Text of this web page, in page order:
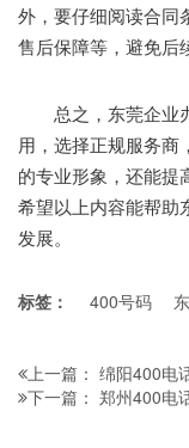
外，要仔细阅读合同
售后保障等，避免后
总之，东莞企业办
用，选择正规服务商
的专业形象，还能提
希望以上内容能帮助
发展。
标签： 400号码
上一篇： 绵阳400电话办
下一篇： 郑州400电话